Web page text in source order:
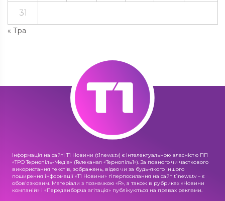
« Тра
31
Інформація на сайті Т1 Новини (t1news.tv) є інтелектуальною власністю ПП
«ТРО Тернопіль-Медіа» (Телеканал «Тернопіль1»). За повного чи часткового
використання текстів, зображень, відео чи за будь-якого іншого
поширення інформації «Т1 Новини» гіперпосилання на сайт t1news.tv – є
обов'язковим. Матеріали з позначкою «R», а також в рубриках «Новини
компаній» і «Передвиборча агітація» публікуються на правах реклами.